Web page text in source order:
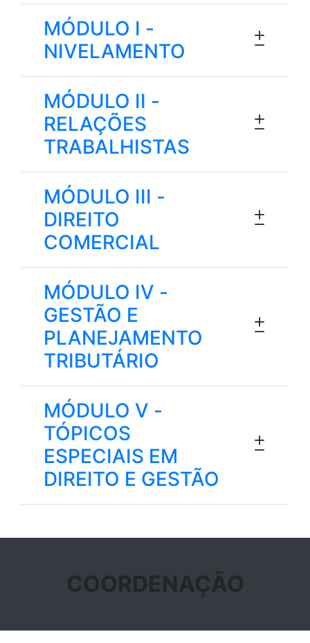
MÓDULO I -
NIVELAMENTO
MÓDULO II -
RELAÇÕES
TRABALHISTAS
MÓDULO III -
DIREITO
COMERCIAL
MÓDULO IV -
GESTÃO E
PLANEJAMENTO
TRIBUTÁRIO
MÓDULO V -
TÓPICOS
ESPECIAIS EM
DIREITO E GESTÃO
COORDENAÇÃO